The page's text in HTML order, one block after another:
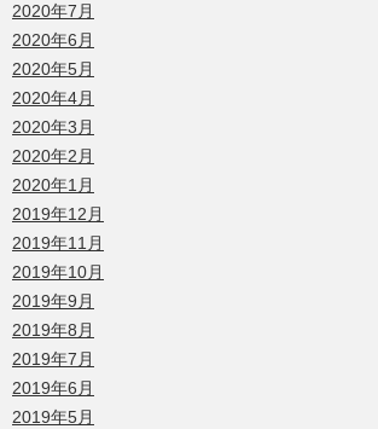
2020年7月
2020年6月
2020年5月
2020年4月
2020年3月
2020年2月
2020年1月
2019年12月
2019年11月
2019年10月
2019年9月
2019年8月
2019年7月
2019年6月
2019年5月